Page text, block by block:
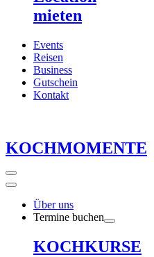
mieten
Events
Reisen
Business
Gutschein
Kontakt
KOCHMOMENTE
Über uns
Termine buchen
KOCHKURSE